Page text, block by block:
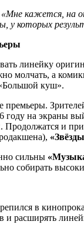
«Мне кажется, на
у которых
линейку
молчать, а
куш».
году на экраны
Продолжатся и
сильны
собирать
в
и расширять